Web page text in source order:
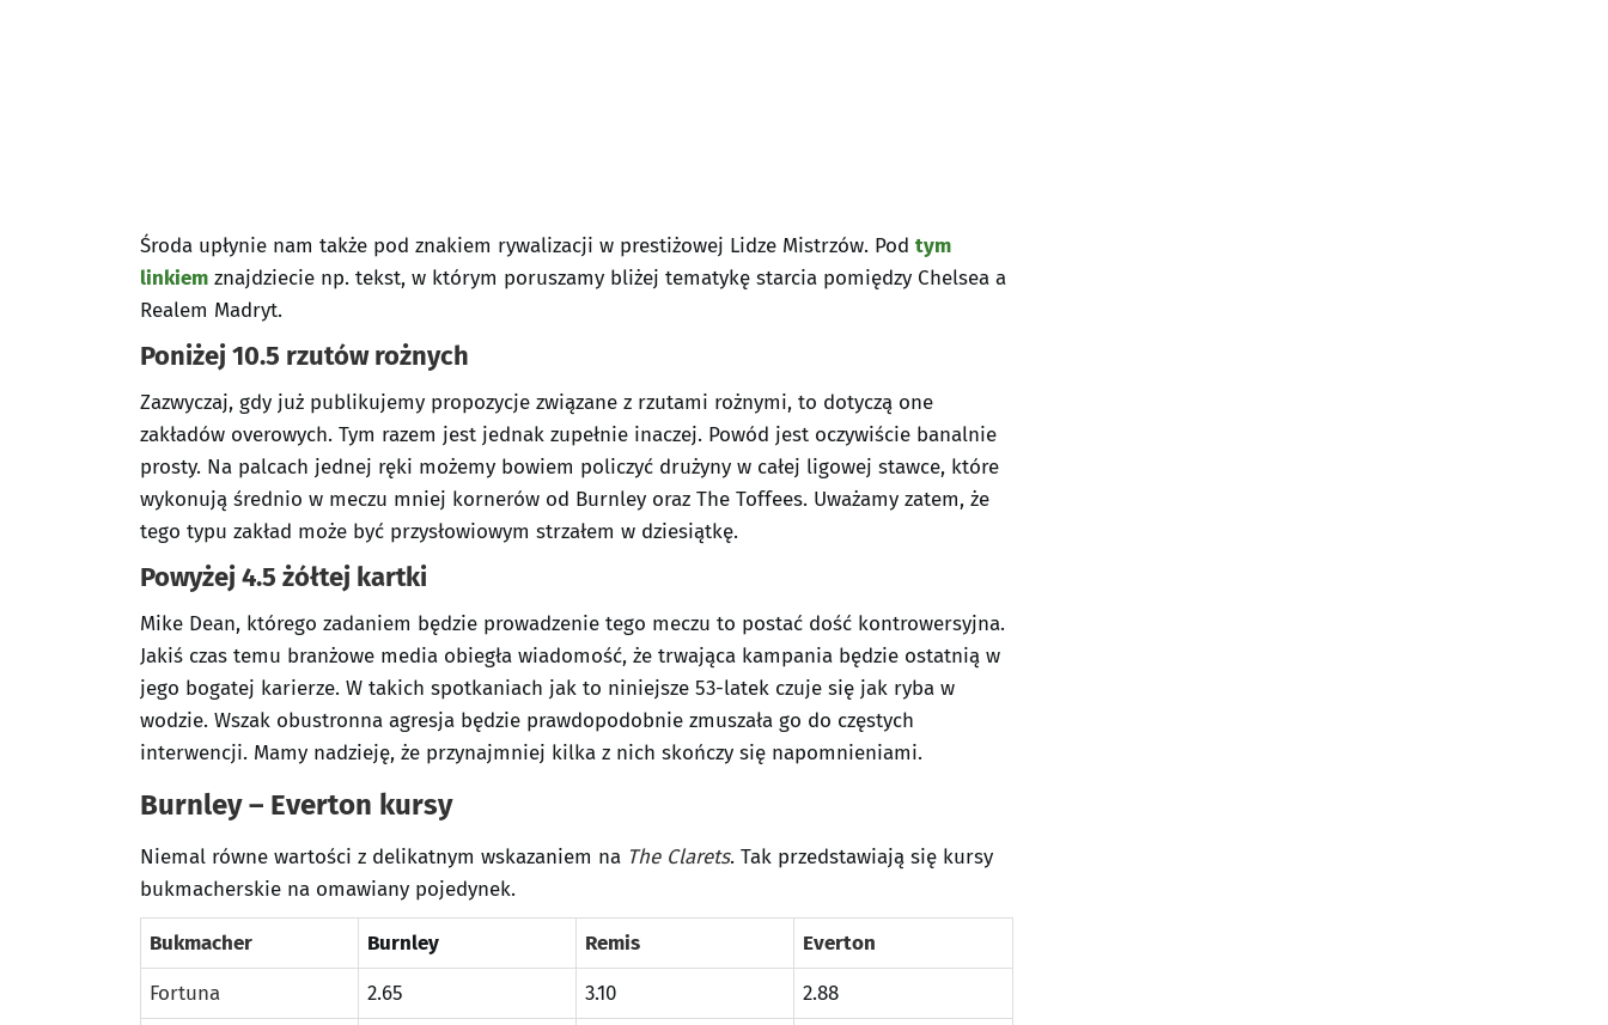
Środa upłynie nam także pod znakiem rywalizacji w prestiżowej Lidze Mistrzów. Pod tym
linkiem znajdziecie np. tekst, w którym poruszamy bliżej tematykę starcia pomiędzy Chelsea a
Realem Madryt.
Poniżej 10.5 rzutów rożnych
Zazwyczaj, gdy już publikujemy propozycje związane z rzutami rożnymi, to dotyczą one
zakładów overowych. Tym razem jest jednak zupełnie inaczej. Powód jest oczywiście banalnie
prosty. Na palcach jednej ręki możemy bowiem policzyć drużyny w całej ligowej stawce, które
wykonują średnio w meczu mniej kornerów od Burnley oraz The Toffees. Uważamy zatem, że
tego typu zakład może być przysłowiowym strzałem w dziesiątkę.
Powyżej 4.5 żółtej kartki
Mike Dean, którego zadaniem będzie prowadzenie tego meczu to postać dość kontrowersyjna.
Jakiś czas temu branżowe media obiegła wiadomość, że trwająca kampania będzie ostatnią w
jego bogatej karierze. W takich spotkaniach jak to niniejsze 53-latek czuje się jak ryba w
wodzie. Wszak obustronna agresja będzie prawdopodobnie zmuszała go do częstych
interwencji. Mamy nadzieję, że przynajmniej kilka z nich skończy się napomnieniami.
Burnley – Everton kursy
Niemal równe wartości z delikatnym wskazaniem na The Clarets. Tak przedstawiają się kursy
bukmacherskie na omawiany pojedynek.
Bukmacher Burnley Remis
Everton
Fortuna
2.65 3.10
2.88